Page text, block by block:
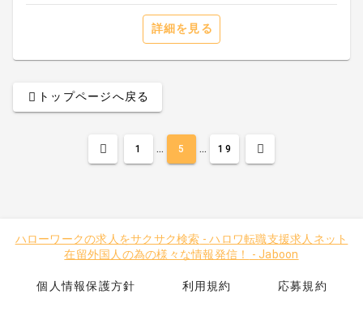
詳細を見る
トップページへ戻る
1 ... 5 ... 19
ハローワークの求人をサクサク検索 -ハロワ転職支援求人ネット
在留外国人の為の様々な情報発信！
- Jaboon
個人情報保護方針 利用規約 応募規約